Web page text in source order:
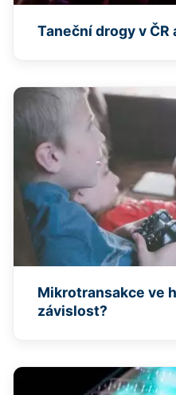
Taneční drogy v ČR
Mikrotransakce ve
závislost?